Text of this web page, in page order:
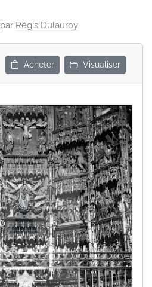
par Régis Dulauroy
Acheter Visualiser